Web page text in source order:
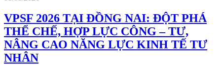
VPSF 2026 TẠI ĐỒNG NAI: ĐỘT PHÁ
THỂ CHẾ, HỢP LỰC CÔNG – TƯ,
NÂNG CAO NĂNG LỰC KINH TẾ TƯ
NHÂN